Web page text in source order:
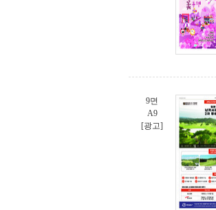
9면
A9
[광고]